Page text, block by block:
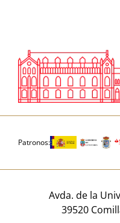
Patronos:
Avda. de la
39520